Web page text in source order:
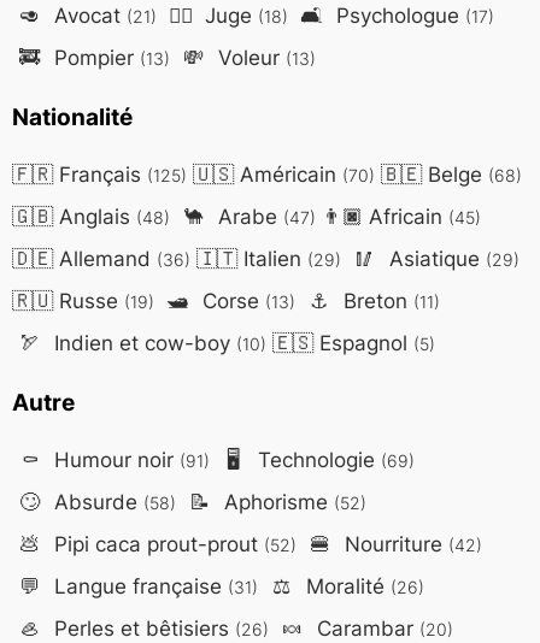
🥑 Avocat (21) 👨‍⚖️ Juge (18) 🛋️ Psychologue (17)
🚒 Pompier (13) 💸 Voleur (13)
Nationalité
🇫🇷Français (125) 🇺🇸Américain (70) 🇧🇪Belge (68)
🇬🇧Anglais (48) 🐪 Arabe (47) 👨🏿 Africain (45)
🇩🇪Allemand (36) 🇮🇹Italien (29) 🥢 Asiatique (29)
🇷🇺Russe (19) 🛥️ Corse (13) ⚓ Breton (11)
🏹 Indien et cow-boy (10) 🇪🇸Espagnol (5)
Autre
⚰️ Humour noir (91) 🖥️ Technologie (69)
🙄 Absurde (58) 📝 Aphorisme (52)
💩 Pipi caca prout-prout (52) 🍔 Nourriture (42)
💬 Langue française (31) ⚖️ Moralité (26)
🦪 Perles et bêtisiers (26) 🍬 Carambar (20)